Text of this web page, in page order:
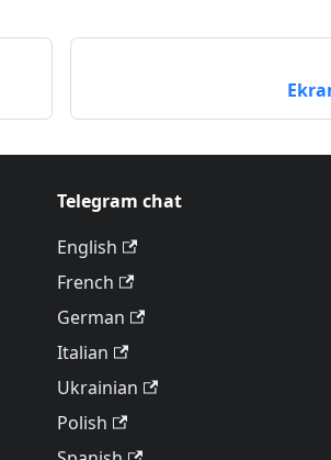
Telegram chat
English
French
German
Italian
Ukrainian
Polish